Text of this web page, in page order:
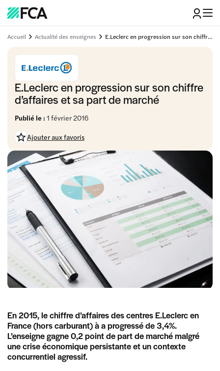
Accueil Actualité des enseignes E.Leclerc en progression sur son chiffre d’affaires et sa part de marché
E.Leclerc en progression sur son chiffre
d’affaires et sa part de marché
Publié le : 1 février 2016
Ajouter aux favoris
En 2015, le chiffre d’affaires des centres E.Leclerc en
France (hors carburant) à a progressé de 3,4%.
L’enseigne gagne 0,2 point de part de marché malgré
une crise économique persistante et un contexte
concurrentiel agressif.